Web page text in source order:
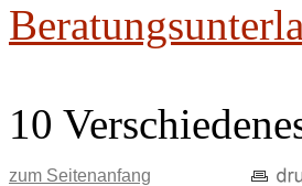
10
zum Seitenanfang